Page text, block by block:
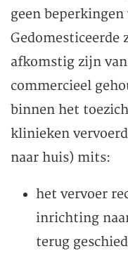
geen beperkingen
Gedomesticeerde
afkomstig zijn
commercieel
binnen het
klinieken
naar huis) mits:
het vervoer
inrichting
terug